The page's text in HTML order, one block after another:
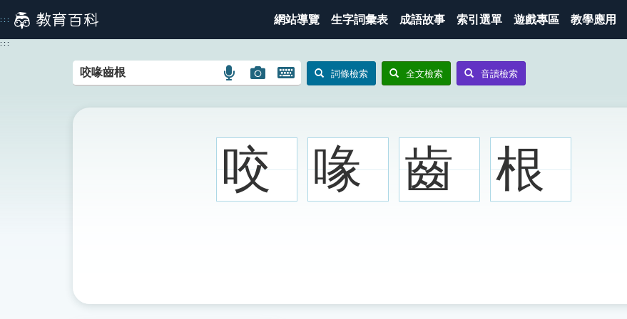
到
主
::: 網站導覽 生字詞彙表 成語故事 索引選單 遊戲專區 教學應用
:::
語
搜
圖
示
圖
搜
圖
示
開
鍵
圖
詞條檢索 全文檢索 音讀檢索
咬 喙 齒 根